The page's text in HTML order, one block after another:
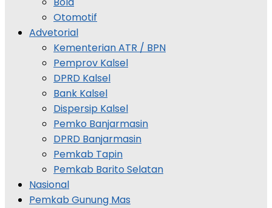
Otomotif
Advetorial
Kementerian ATR / BPN
Pemprov Kalsel
DPRD Kalsel
Bank Kalsel
Dispersip Kalsel
Pemko Banjarmasin
DPRD Banjarmasin
Pemkab Tapin
Pemkab Barito Selatan
Nasional
Pemkab Gunung Mas